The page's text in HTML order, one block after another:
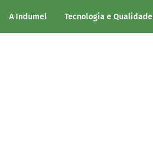
A Indumel Tecnologia e Qualidade
/ Ø69 ± 1,3mm